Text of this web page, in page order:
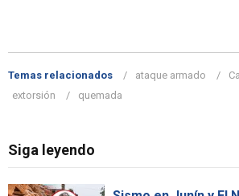
Temas relacionados ataque armado
extorsión
quemada
Siga leyendo